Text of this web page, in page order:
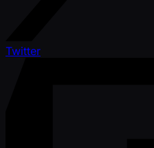
Twitter